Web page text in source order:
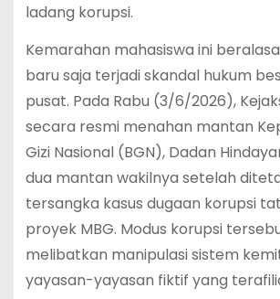
ladang korupsi.
Kemarahan mahasiswa ini
baru saja terjadi skandal hukum
pusat. Pada Rabu (3/6/2026),
secara resmi menahan mantan
Gizi Nasional (BGN), Dadan
dua mantan wakilnya setelah
tersangka kasus dugaan korupsi
proyek MBG. Modus korupsi
melibatkan manipulasi sistem
yayasan-yayasan fiktif yang